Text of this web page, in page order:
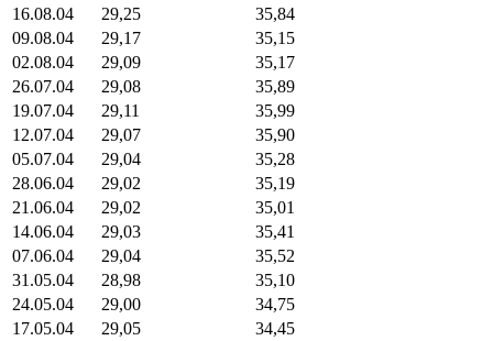
16.08.04
29,25
35,84
09.08.04
29,17
35,15
02.08.04
29,09
35,17
26.07.04
29,08
35,89
19.07.04
29,11
35,99
12.07.04
29,07
35,90
05.07.04
29,04
35,28
28.06.04
29,02
35,19
21.06.04
29,02
35,01
14.06.04
29,03
35,41
07.06.04
29,04
35,52
31.05.04
28,98
35,10
24.05.04
29,00
34,75
17.05.04
29,05
34,45